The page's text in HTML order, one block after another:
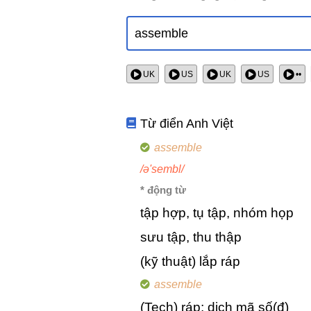
UK US UK US ••
Từ điển Anh Việt
assemble
/ə'sembl/
* động từ
tập hợp, tụ tập, nhóm họp
sưu tập, thu thập
(kỹ thuật) lắp ráp
assemble
(Tech) ráp; dịch mã số(đ)